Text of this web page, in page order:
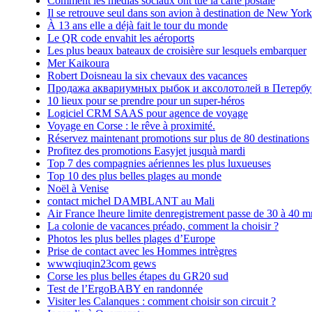
Il se retrouve seul dans son avion à destination de New York
À 13 ans elle a déjà fait le tour du monde
Le QR code envahit les aéroports
Les plus beaux bateaux de croisière sur lesquels embarquer
Mer Kaikoura
Robert Doisneau la six chevaux des vacances
Продажа аквариумных рыбок и аксолотолей в
10 lieux pour se prendre pour un super-héros
Logiciel CRM SAAS pour agence de voyage
Voyage en Corse : le rêve à proximité.
Réservez maintenant promotions sur plus de 80 destinations
Profitez des promotions Easyjet jusquà mardi
Top 7 des compagnies aériennes les plus luxueuses
Top 10 des plus belles plages au monde
Noël à Venise
contact michel DAMBLANT au Mali
Air France lheure limite denregistrement passe de 30 à 40
La colonie de vacances préado, comment la choisir ?
Photos les plus belles plages d’Europe
Prise de contact avec les Hommes intrègres
wwwqiuqin23com gews
Corse les plus belles étapes du GR20 sud
Test de l’ErgoBABY en randonnée
Visiter les Calanques : comment choisir son circuit ?